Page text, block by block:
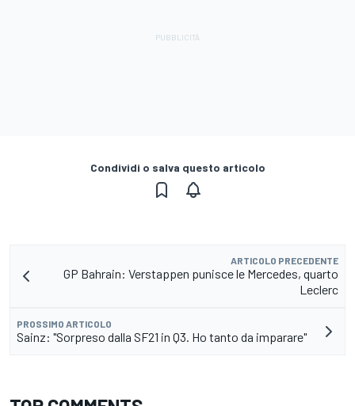
Condividi o salva questo articolo
ARTICOLO PRECEDENTE
GP Bahrain: Verstappen punisce le Mercedes, quarto
Leclerc
PROSSIMO ARTICOLO
Sainz: "Sorpreso dalla SF21 in Q3. Ho tanto da imparare"